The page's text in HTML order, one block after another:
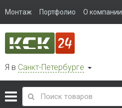
Монтаж Портфолио О компании
Я в Санкт-Петербурге